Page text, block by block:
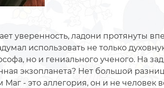
уверенность, ладони протянуты
использовать не только
но и гениального ученого. На
экзопланета? Нет большой
- это аллегория, он и не человек